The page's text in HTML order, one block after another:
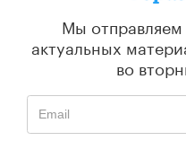
Мы
актуальных
во